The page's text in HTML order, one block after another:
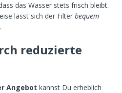
das Wasser stets frisch bleibt.
lässt sich der Filter bequem
reduzierte
Angebot kannst Du erheblich